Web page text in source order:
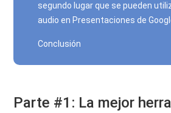
segundo lugar que se pueden
audio en Presentaciones de
Conclusión
Parte #1: La mejor